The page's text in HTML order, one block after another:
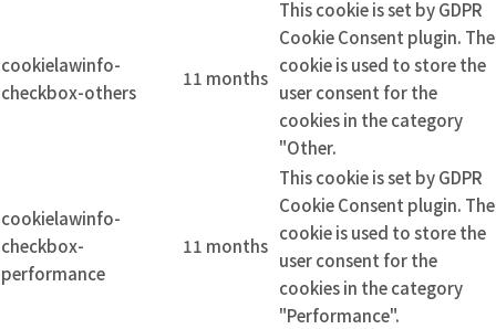
cookielawinfo-
checkbox-others
11 months
This cookie is set by GDPR
Cookie Consent plugin. The
cookie is used to store the
user consent for the
cookies in the category
"Other.
cookielawinfo-
checkbox-
performance
11 months
This cookie is set by GDPR
Cookie Consent plugin. The
cookie is used to store the
user consent for the
cookies in the category
"Performance".